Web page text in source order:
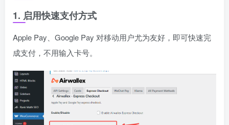
1. 启用快速支付方式
Apple Pay、Google Pay 对移动用户尤为友好，即可快速完
成支付，不用输入卡号。